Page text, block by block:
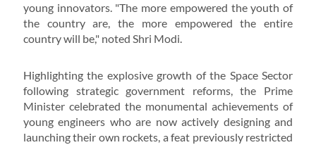
young innovators. "The more empowered the youth of
the country are, the more empowered the entire
country will be," noted Shri Modi.
Highlighting the explosive growth of the Space Sector
following strategic government reforms, the Prime
Minister celebrated the monumental achievements of
young engineers who are now actively designing and
launching their own rockets, a feat previously restricted